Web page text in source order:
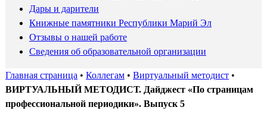
Дары и дарители
Книжные памятники Республики Марий Эл
Отзывы о нашей работе
Сведения об образовательной организации
Главная страница • Коллегам• Виртуальный методист•
ВИРТУАЛЬНЫЙ МЕТОДИСТ. Дайджест «По страницам
профессиональной периодики». Выпуск 5